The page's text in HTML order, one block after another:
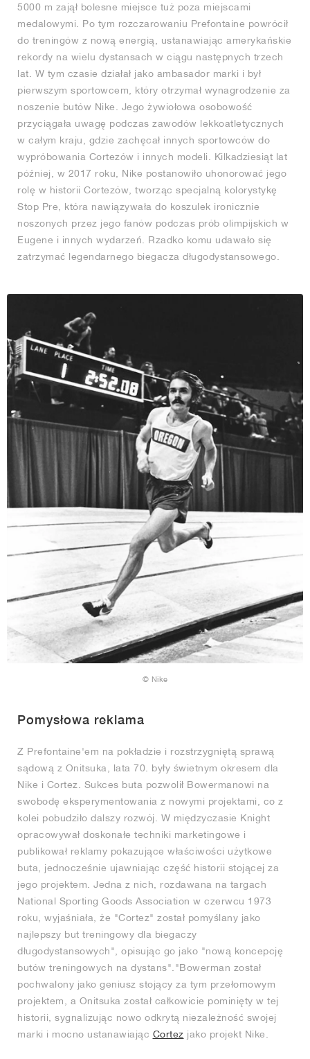
5000 m zajął bolesne miejsce tuż poza miejscami
medalowymi. Po tym rozczarowaniu Prefontaine powrócił
do treningów z nową energią, ustanawiając amerykańskie
rekordy na wielu dystansach w ciągu następnych trzech
lat. W tym czasie działał jako ambasador marki i był
pierwszym sportowcem, który otrzymał wynagrodzenie za
noszenie butów Nike. Jego żywiołowa osobowość
przyciągała uwagę podczas zawodów lekkoatletycznych
w całym kraju, gdzie zachęcał innych sportowców do
wypróbowania Cortezów i innych modeli. Kilkadziesiąt lat
później, w 2017 roku, Nike postanowiło uhonorować jego
rolę w historii Cortezów, tworząc specjalną kolorystykę
Stop Pre, która nawiązywała do koszulek ironicznie
noszonych przez jego fanów podczas prób olimpijskich w
Eugene i innych wydarzeń. Rzadko komu udawało się
zatrzymać legendarnego biegacza długodystansowego.
© Nike
Pomysłowa reklama
Z Prefontaine'em na pokładzie i rozstrzygniętą sprawą
sądową z Onitsuka, lata 70. były świetnym okresem dla
Nike i Cortez. Sukces buta pozwolił Bowermanowi na
swobodę eksperymentowania z nowymi projektami, co z
kolei pobudziło dalszy rozwój. W międzyczasie Knight
opracowywał doskonałe techniki marketingowe i
publikował reklamy pokazujące właściwości użytkowe
buta, jednocześnie ujawniając część historii stojącej za
jego projektem. Jedna z nich, rozdawana na targach
National Sporting Goods Association w czerwcu 1973
roku, wyjaśniała, że "Cortez" został pomyślany jako
najlepszy but treningowy dla biegaczy
długodystansowych", opisując go jako "nową koncepcję
butów treningowych na dystans"."Bowerman został
pochwalony jako geniusz stojący za tym przełomowym
projektem, a Onitsuka został całkowicie pominięty w tej
historii, sygnalizując nowo odkrytą niezależność swojej
marki i mocno ustanawiając Cortez jako projekt Nike.